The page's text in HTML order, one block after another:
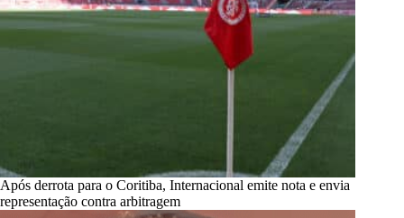
Após derrota para o Coritiba, Internacional emite nota e envia
representação contra arbitragem